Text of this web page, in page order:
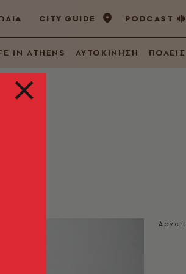
CITY GUIDE PODCAST
IN ATHENS ΑΥΤΟΚΙΝΗΣΗ ΠΟΛΕΙΣ